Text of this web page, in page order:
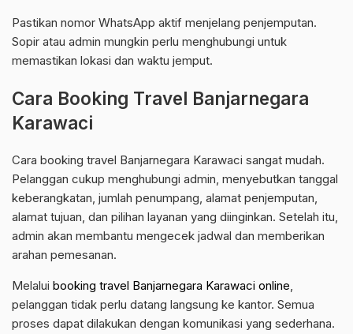
Pastikan nomor WhatsApp aktif menjelang penjemputan.
Sopir atau admin mungkin perlu menghubungi untuk
memastikan lokasi dan waktu jemput.
Cara Booking Travel Banjarnegara
Karawaci
Cara booking travel Banjarnegara Karawaci sangat mudah.
Pelanggan cukup menghubungi admin, menyebutkan tanggal
keberangkatan, jumlah penumpang, alamat penjemputan,
alamat tujuan, dan pilihan layanan yang diinginkan. Setelah itu,
admin akan membantu mengecek jadwal dan memberikan
arahan pemesanan.
Melalui booking travel Banjarnegara Karawaci online,
pelanggan tidak perlu datang langsung ke kantor. Semua
proses dapat dilakukan dengan komunikasi yang sederhana.